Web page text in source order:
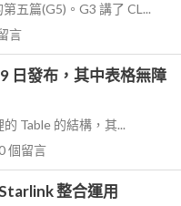
五篇(G5)。G3 講了 CL...
言
日發布，其中表格無障
Table 的結構，其...
個留言
整合運用